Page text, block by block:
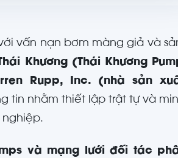
vấn nạn bơm màng giả và
Khương (Thái Khương
Rupp, Inc. (nhà sản
tin nhằm thiết lập trật tự và
và mạng lưới đối tác